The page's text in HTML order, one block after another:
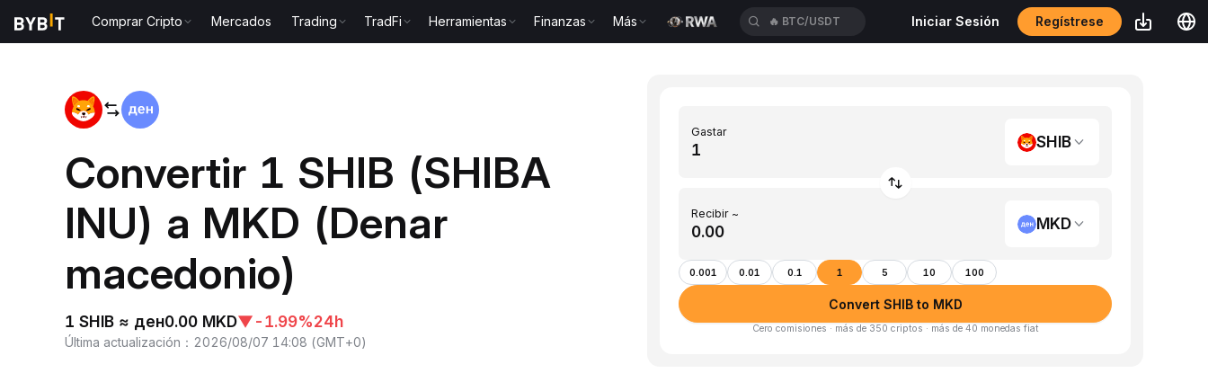
Comprar Cripto Mercados Trading TradFi Herramientas Finanzas Más 🔥 BTC/USDT Iniciar Sesión Regístrese
Convertir 1 SHIB (SHIBA
INU) a MKD (Denar
macedonio)
1 SHIB ≈ ден0.00 MKD▼-1.99%24h
Última actualización ： 2026/08/07 14:08 (GMT+0)
Gastar
SHIB
Recibir ~
MKD
0.001 0.01 0.1 1 5 10 100
Convert SHIB to MKD
Cero comisiones · más de 350 criptos · más de 40 monedas fiat